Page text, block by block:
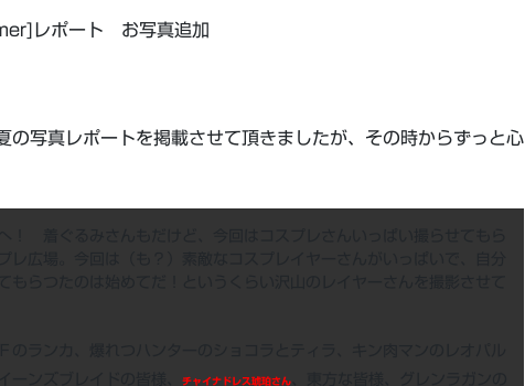
レポート お写真追加
真レポートを掲載させて頂きましたが、その時からずっと心
チャイナドレス琥珀さん